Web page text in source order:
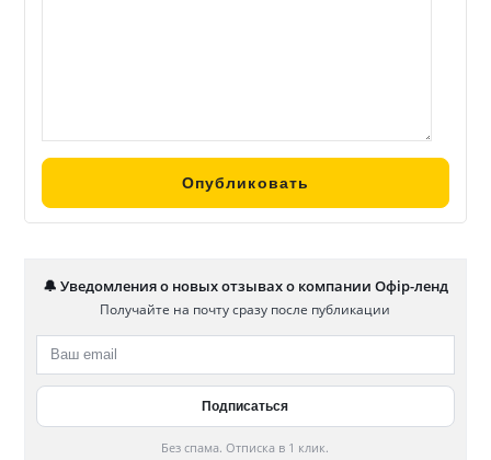
🔔 Уведомления о новых отзывах о компании Офір-ленд
Получайте на почту сразу после публикации
Без спама. Отписка в 1 клик.